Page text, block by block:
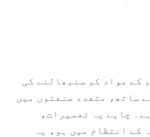
کے مواد کو سنبھالنے کی
ساتھ، متعدد صنعتوں میں
چاہے یہ تعمیرات،
کے انتظام میں ہو، یہ